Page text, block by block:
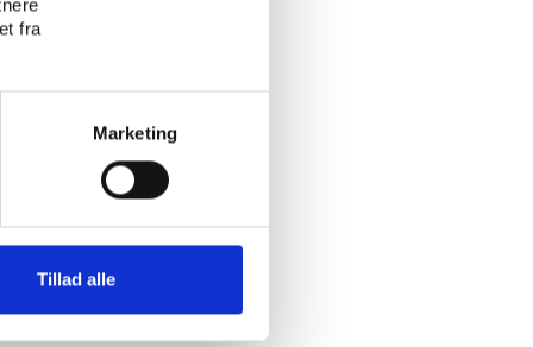
fra
Marketing
Tillad alle
gåture i
at
men